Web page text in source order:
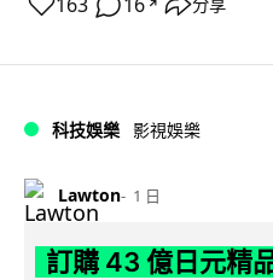
↗
科技娛樂 影視娛樂
Lawton 1 日
訂購 43 億日元精